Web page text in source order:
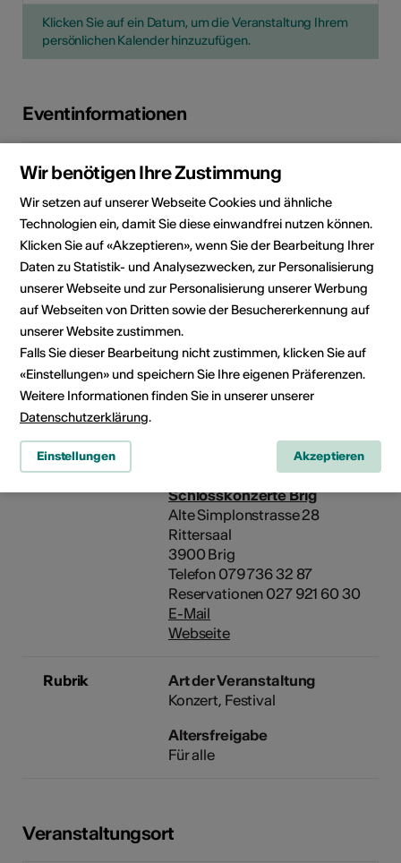
Klicken Sie auf ein Datum, um die Veranstaltung Ihrem
persönlichen Kalender hinzuzufügen.
Eventinformationen
Lokalität
Stockalperschloss Brig,
Rittersaal
3900 Brig
Veranstalter
Festival Musikdorf Ernen
Kirchweg 6
Postfach 3
3995 Ernen
Telefon +41 27 971 10 00
Reservationen 027 971 10 00
Fax 027 971 30 00
E-Mail
Schlosskonzerte Brig
Alte Simplonstrasse 28
Rittersaal
3900 Brig
Telefon 079 736 32 87
Reservationen 027 921 60 30
E-Mail
Webseite
Rubrik
Art der Veranstaltung
Konzert Festival
Altersfreigabe
Für alle
Veranstaltungsort
Wir benötigen Ihre Zustimmung
Wir setzen auf unserer Webseite Cookies und ähnliche
Technologien ein, damit Sie diese einwandfrei nutzen können.
Klicken Sie auf «Akzeptieren», wenn Sie der Bearbeitung Ihrer
Daten zu Statistik- und Analysezwecken, zur Personalisierung
unserer Webseite und zur Personalisierung unserer Werbung
auf Webseiten von Dritten sowie der Besuchererkennung auf
unserer Website zustimmen.
Falls Sie dieser Bearbeitung nicht zustimmen, klicken Sie auf
«Einstellungen» und speichern Sie Ihre eigenen Präferenzen.
Weitere Informationen finden Sie in unserer unserer
Datenschutzerklärung.
Einstellungen Akzeptieren